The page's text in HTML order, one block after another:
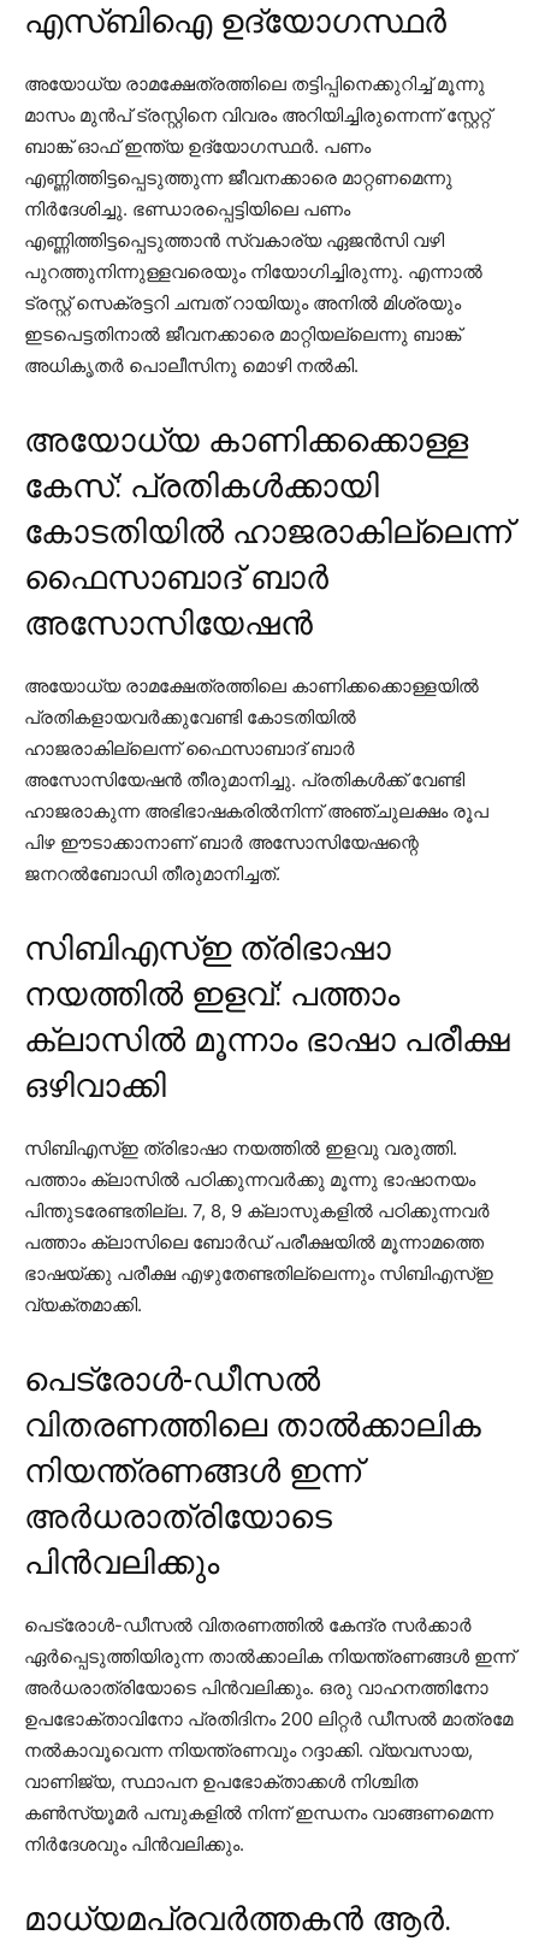
എസ്‌ബിഐ ഉദ്യോഗസ്ഥര്‍
അയോധ്യ രാമക്ഷേത്രത്തിലെ തട്ടിപ്പിനെക്കുറിച്ച് മൂന്നു
മാസം മുന്‍പ് ട്രസ്റ്റിനെ വിവരം അറിയിച്ചിരുന്നെന്ന് സ്റ്റേറ്റ്
ബാങ്ക് ഓഫ് ഇന്ത്യ ഉദ്യോഗസ്ഥര്‍. പണം
എണ്ണിത്തിട്ടപ്പെടുത്തുന്ന ജീവനക്കാരെ മാറ്റണമെന്നു
നിര്‍ദേശിച്ചു. ഭണ്ഡാരപ്പെട്ടിയിലെ പണം
എണ്ണിത്തിട്ടപ്പെടുത്താന്‍ സ്വകാര്യ ഏജന്‍സി വഴി
പുറത്തുനിന്നുള്ളവരെയും നിയോഗിച്ചിരുന്നു. എന്നാല്‍
ട്രസ്റ്റ് സെക്രട്ടറി ചമ്പത് റായിയും അനില്‍ മിശ്രയും
ഇടപെട്ടതിനാല്‍ ജീവനക്കാരെ മാറ്റിയല്ലെന്നു ബാങ്ക്
അധികൃതര്‍ പൊലീസിനു മൊഴി നല്‍കി.
അയോധ്യ കാണിക്കക്കൊള്ള
കേസ്: പ്രതികള്‍ക്കായി
കോടതിയില്‍ ഹാജരാകില്ലെന്ന്
ഫൈസാബാദ് ബാര്‍
അസോസിയേഷന്‍
അയോധ്യ രാമക്ഷേത്രത്തിലെ കാണിക്കക്കൊള്ളയില്‍
പ്രതികളായവര്‍ക്കുവേണ്ടി കോടതിയില്‍
ഹാജരാകില്ലെന്ന് ഫൈസാബാദ് ബാര്‍
അസോസിയേഷന്‍ തീരുമാനിച്ചു. പ്രതികള്‍ക്ക് വേണ്ടി
ഹാജരാകുന്ന അഭിഭാഷകരില്‍നിന്ന് അഞ്ചുലക്ഷം രൂപ
പിഴ ഈടാക്കാനാണ് ബാര്‍ അസോസിയേഷന്റെ
ജനറല്‍ബോഡി തീരുമാനിച്ചത്.
സിബിഎസ്ഇ ത്രിഭാഷാ
നയത്തില്‍ ഇളവ്: പത്താം
ക്ലാസില്‍ മൂന്നാം ഭാഷാ പരീക്ഷ
ഒഴിവാക്കി
സിബിഎസ്ഇ ത്രിഭാഷാ നയത്തില്‍ ഇളവു വരുത്തി.
പത്താം ക്ലാസില്‍ പഠിക്കുന്നവര്‍ക്കു മൂന്നു ഭാഷാനയം
പിന്തുടരേണ്ടതില്ല. 7, 8, 9 ക്ലാസുകളില്‍ പഠിക്കുന്നവര്‍
പത്താം ക്ലാസിലെ ബോര്‍ഡ് പരീക്ഷയില്‍ മൂന്നാമത്തെ
ഭാഷയ്ക്കു പരീക്ഷ എഴുതേണ്ടതില്ലെന്നും സിബിഎസ്ഇ
വ്യക്തമാക്കി.
പെട്രോള്‍-ഡീസല്‍
വിതരണത്തിലെ താല്‍ക്കാലിക
നിയന്ത്രണങ്ങള്‍ ഇന്ന്
അര്‍ധരാത്രിയോടെ
പിന്‍വലിക്കും
പെട്രോള്‍-ഡീസല്‍ വിതരണത്തില്‍ കേന്ദ്ര സര്‍ക്കാര്‍
ഏര്‍പ്പെടുത്തിയിരുന്ന താല്‍ക്കാലിക നിയന്ത്രണങ്ങള്‍ ഇന്ന്
അര്‍ധരാത്രിയോടെ പിന്‍വലിക്കും. ഒരു വാഹനത്തിനോ
ഉപഭോക്താവിനോ പ്രതിദിനം 200 ലിറ്റര്‍ ഡീസല്‍ മാത്രമേ
നല്‍കാവൂവെന്ന നിയന്ത്രണവും റദ്ദാക്കി. വ്യവസായ,
വാണിജ്യ, സ്ഥാപന ഉപഭോക്താക്കള്‍ നിശ്ചിത
കണ്‍സ്യൂമര്‍ പമ്പുകളില്‍ നിന്ന് ഇന്ധനം വാങ്ങണമെന്ന
നിര്‍ദേശവും പിന്‍വലിക്കും.
മാധ്യമപ്രവര്‍ത്തകന്‍ ആര്‍.